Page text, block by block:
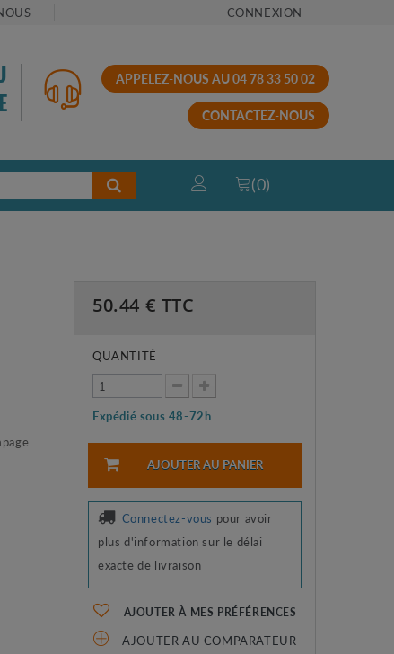
CONNEXION
APPELEZ-NOUS AU 04 78 33 50 02
CONTACTEZ-NOUS
(0)
50.44 € TTC
QUANTITÉ
Expédié sous 48-72h
AJOUTER AU PANIER
Connectez-vous pour avoir
plus d'information sur le délai
exacte de livraison
AJOUTER À MES PRÉFÉRENCES
AJOUTER AU COMPARATEUR